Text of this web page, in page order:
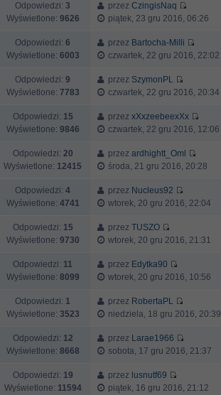
Odpowiedzi: 3
Wyświetlone: 9626
przezCzingisNaq
piątek, 23 gru 2016, 06:26
Odpowiedzi: 6
Wyświetlone: 6003
przez Bartocha-Milli
czwartek, 22 gru 2016, 22:02
Odpowiedzi: 9
Wyświetlone: 7783
przez SzymonPL
czwartek, 22 gru 2016, 20:34
Odpowiedzi: 15
Wyświetlone: 9846
przezxXxzeebeexXx
czwartek, 22 gru 2016, 12:06
Odpowiedzi: 20
Wyświetlone: 12415
przezardhightt_Oml
środa, 21 gru 2016, 20:28
Odpowiedzi: 4
Wyświetlone: 4741
przez Nucleus92
wtorek, 20 gru 2016, 22:04
Odpowiedzi: 15
Wyświetlone: 9730
przezTUSZO
wtorek, 20 gru 2016, 21:31
Odpowiedzi: 11
Wyświetlone: 8099
przez Edytka90
wtorek, 20 gru 2016, 10:56
Odpowiedzi: 1
Wyświetlone: 3523
przez RobertaPL
niedziela, 18 gru 2016, 20:39
Odpowiedzi: 12
Wyświetlone: 8668
przez Larae1966
sobota, 17 gru 2016, 21:37
Odpowiedzi: 19
Wyświetlone: 11594
przez lusnutf69
piątek, 16 gru 2016, 21:12